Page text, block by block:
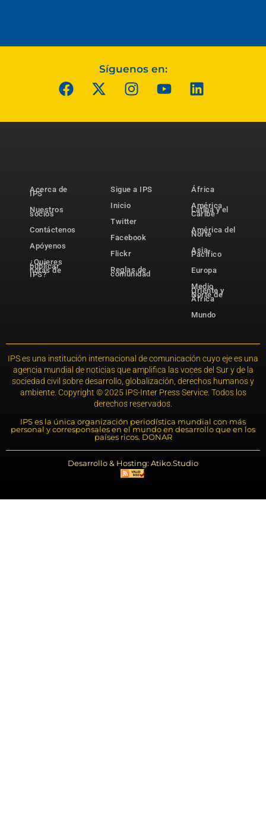
Síguenos en:
Acerca de
IPS
Nuestros
socios
Contáctenos
Apóyenos
¿Quieres
publicar
notas de
IPS?
Sigue a IPS
Inicio
Twitter
Facebook
Flickr
Reglas de
comunidad
África
América
Latina y el
Caribe
América del
Norte
Asia-
Pacífico
Europa
Medio
Oriente y
Norte de
África
Mundo
IPS es una institución internacional de comunicación cuyo eje es una
agencia mundial de noticias que amplifica las voces del Sur y de la
sociedad civil sobre desarrollo, globalización, derechos humanos y
ambiente. Copyright © 2025 IPS-Inter Press Service. Todos los
derechos reservados.
IPS es la única organización periodística mundial con más
personal y corresponsales en el mundo en desarrollo que en los
países ricos. DONAR
Desarrollo & Hosting: Atiko.Studio